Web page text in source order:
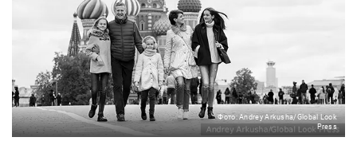
Фото: Andrey Arkusha/Global Look
Press